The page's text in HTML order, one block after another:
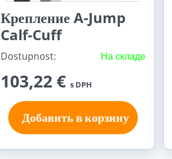
Крепление A-Jump
Calf-Cuff
Dostupnost: На складе
103,22 € s DPH
Добавить в корзину